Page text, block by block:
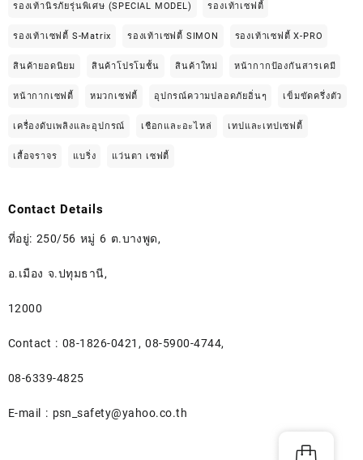
รองเท้านิรภัยรุ่นพิเศษ (SPECIAL MODEL) รองเท้าเซฟตี้
รองเท้าเซฟตี้ S-Matrix รองเท้าเซฟตี้ SIMON รองเท้าเซฟตี้ X-PRO
สินค้ายอดนิยม สินค้าโปรโมชั้น สินค้าใหม่ หน้ากากป้องกันสารเคมี
หน้ากากเซฟตี้ หมวกเซฟตี้ อุปกรณ์ความปลอดภัยอิ่นๆ เข็มขัดครึ่งตัว
เครื่องดับเพลิงและอุปกรณ์ เชือกและอะไหล่ เทปและเทปเซฟตี้
เสื้อจราจร แบริ่ง แว่นตา เซฟตี้
Contact Details
ที่อยู่: 250/56 หมู่ 6 ต.บางพูด,
อ.เมือง จ.ปทุมธานี,
12000
Contact : 08-1826-0421, 08-5900-4744,
08-6339-4825
E-mail : psn_safety@yahoo.co.th